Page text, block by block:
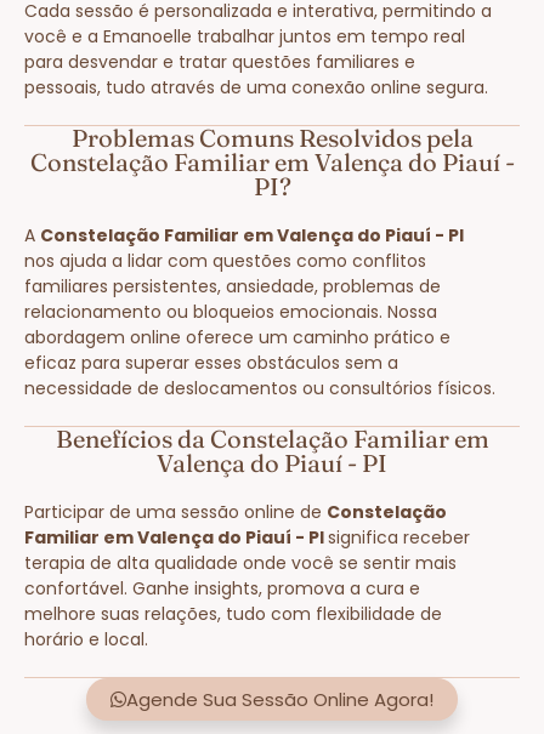
Cada sessão é personalizada e interativa, permitindo a
você e a Emanoelle trabalhar juntos em tempo real
para desvendar e tratar questões familiares e
pessoais, tudo através de uma conexão online segura.
Problemas Comuns Resolvidos pela
Constelação Familiar em Valença do Piauí -
PI?
A Constelação Familiar em Valença do Piauí - PI
nos ajuda a lidar com questões como conflitos
familiares persistentes, ansiedade, problemas de
relacionamento ou bloqueios emocionais. Nossa
abordagem online oferece um caminho prático e
eficaz para superar esses obstáculos sem a
necessidade de deslocamentos ou consultórios físicos.
Benefícios da Constelação Familiar em
Valença do Piauí - PI
Participar de uma sessão online de Constelação
Familiar em Valença do Piauí - PIsignifica receber
terapia de alta qualidade onde você se sentir mais
confortável. Ganhe insights, promova a cura e
melhore suas relações, tudo com flexibilidade de
horário e local.
Agende Sua Sessão Online Agora!